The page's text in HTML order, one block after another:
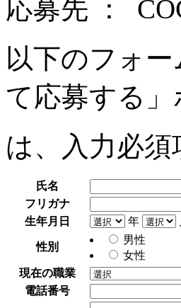
応募先 ：
以下のフォ
て応募する
は、入力必須
氏名
フリガナ
生年月日
年
性別
男性
女性
現在の職業
電話番号